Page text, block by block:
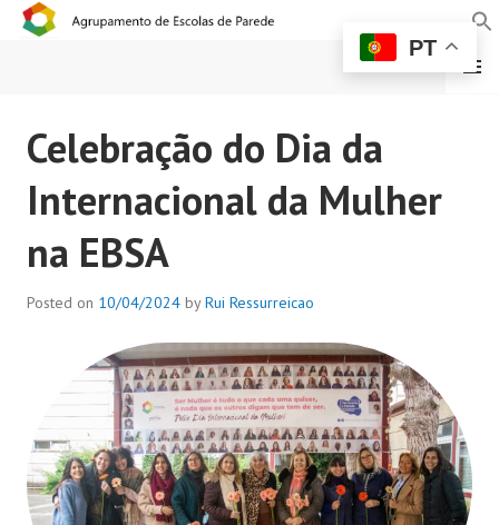
AGRUPAMENTO DE
ESCOLAS DE PAREDE
MENU
Celebração do Dia da
Internacional da Mulher
na EBSA
Posted on 10/04/2024 byRui Ressurreicao
PT